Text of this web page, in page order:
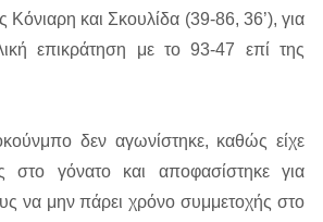
Κόνιαρη και Σκουλίδα (39-86, 36’), για
επικράτηση με το 93-47 επί της
δεν αγωνίστηκε, καθώς είχε
στο γόνατο και αποφασίστηκε για
να μην πάρει χρόνο συμμετοχής στο